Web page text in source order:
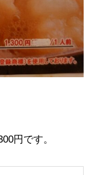
円です。